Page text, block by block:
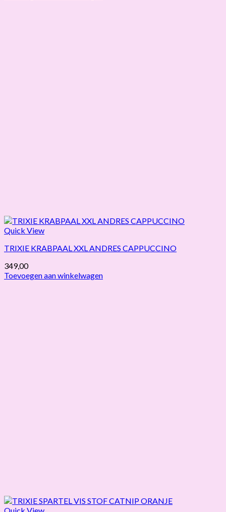
Quick View
TRIXIE KRABPAAL XXL ANDRES CAPPUCCINO
349,00
Toevoegen aan winkelwagen